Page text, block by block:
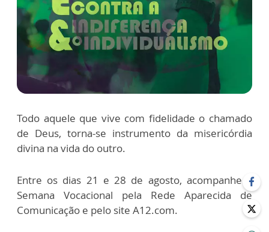
Todo aquele que vive com fidelidade o chamado
de Deus, torna-se instrumento da misericórdia
divina na vida do outro.
Entre os dias 21 e 28 de agosto, acompanhe a
Semana Vocacional pela Rede Aparecida de
Comunicação e pelo site A12.com.